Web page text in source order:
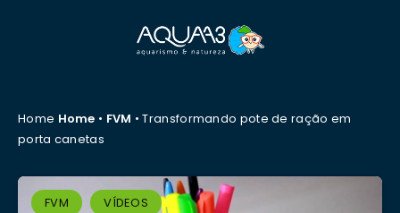
Home Home • FVM •Transformando pote de ração em
porta canetas
FVM VÍDEOS